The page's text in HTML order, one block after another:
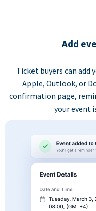
Add
Ticket buyers can
Apple, Outlook, or
confirmation page,
your event